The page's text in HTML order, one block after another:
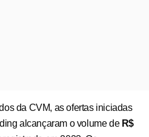
da CVM, as ofertas iniciadas
alcançaram o volume de R$